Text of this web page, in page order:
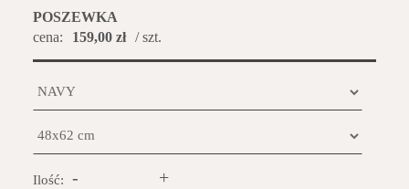
POSZEWKA
cena:
159,00 zł / szt.
Ilość: - +